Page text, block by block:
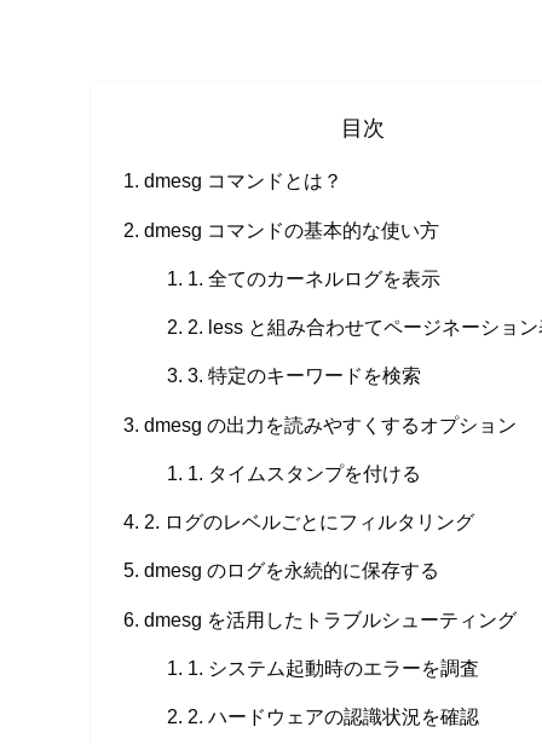
目次
dmesg コマンドとは？
dmesg コマンドの基本的な使い方
1. 全てのカーネルログを表示
2. less と組み合わせてページネーショ
3. 特定のキーワードを検索
dmesg の出力を読みやすくするオプション
1. タイムスタンプを付ける
2. ログのレベルごとにフィルタリング
dmesg のログを永続的に保存する
dmesg を活用したトラブルシューティング
1. システム起動時のエラーを調査
2. ハードウェアの認識状況を確認